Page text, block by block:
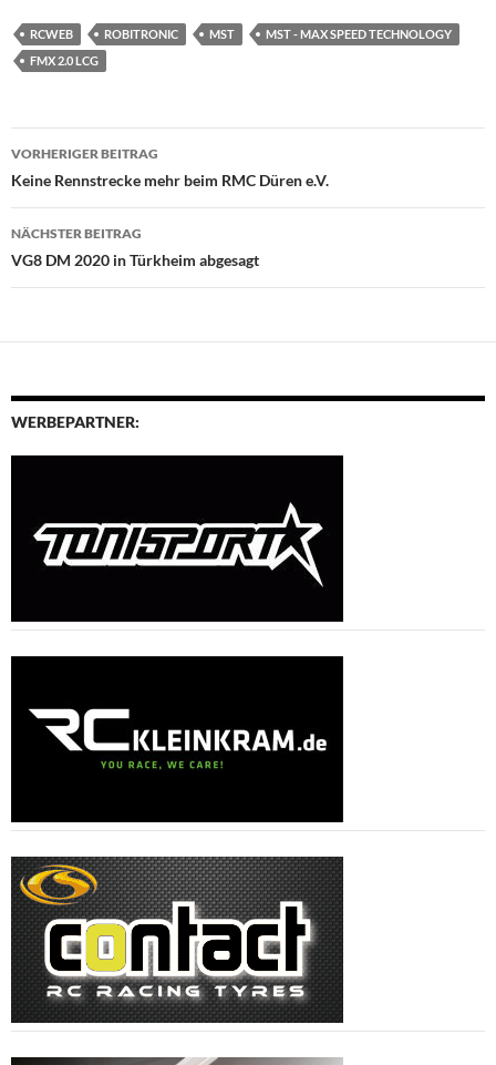
RCWEB ROBITRONIC MST
MST - MAX SPEED TECHNOLOGY
FMX 2.0 LCG
Beitragsnavigation
VORHERIGER BEITRAG
Keine Rennstrecke mehr beim RMC Düren e.V.
NÄCHSTER BEITRAG
VG8 DM 2020 in Türkheim abgesagt
WERBEPARTNER: